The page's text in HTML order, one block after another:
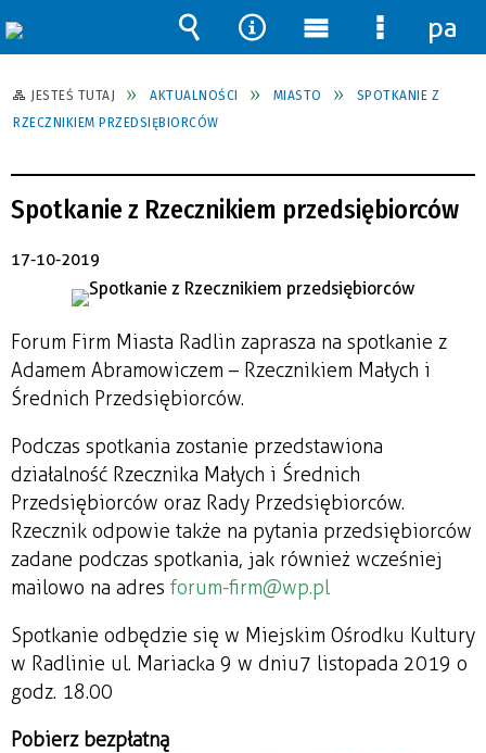
JESTEŚ TUTAJ AKTUALNOŚCI MIASTO
SPOTKANIE Z
RZECZNIKIEM PRZEDSIĘBIORCÓW
Spotkanie z Rzecznikiem przedsiębiorców
17-10-2019
Forum Firm Miasta Radlin zaprasza na spotkanie z
Adamem Abramowiczem – Rzecznikiem Małych i
Średnich Przedsiębiorców.
Podczas spotkania zostanie przedstawiona
działalność Rzecznika Małych i Średnich
Przedsiębiorców oraz Rady Przedsiębiorców.
Rzecznik odpowie także na pytania przedsiębiorców
zadane podczas spotkania, jak również wcześniej
mailowo na adres forum-firm@wp.pl
Spotkanie odbędzie się w Miejskim Ośrodku Kultury
w Radlinie ul. Mariacka 9 w dniu 7 listopada 2019 o
godz. 18.00
Pobierz bezpłatną
Wyszukiwarka
Narzędzia
Menu
główne
Menu